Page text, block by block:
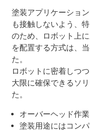
塗装アプリケーショ
も接触しないよう、
のため、ロボット上
を配置する方式は、
た。
ロボットに密着しつ
大限に確保できるソ
た。
オーバーヘッド作
塗装用途にはコン